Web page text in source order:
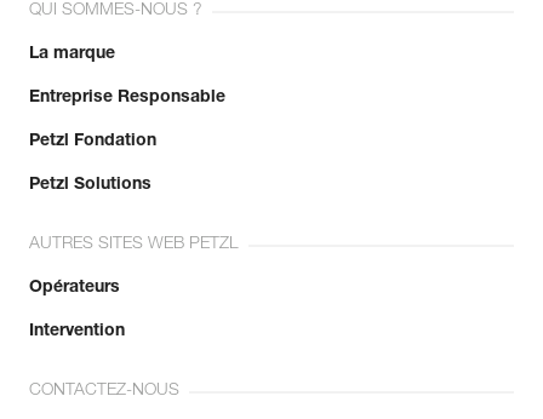
QUI SOMMES-NOUS ?
La marque
Entreprise Responsable
Petzl Fondation
Petzl Solutions
AUTRES SITES WEB PETZL
Opérateurs
Intervention
CONTACTEZ-NOUS